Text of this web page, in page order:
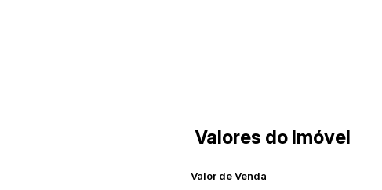
Valores do Imóvel
Valor de Venda